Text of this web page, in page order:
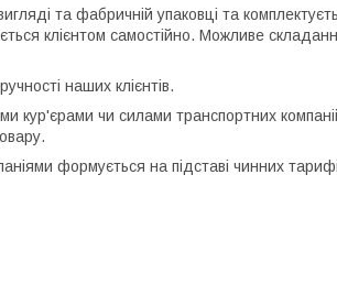
та фабричній упаковці та
клієнтом самостійно. Можливе
наших клієнтів.
кур'єрами чи силами транспортних
формується на підставі чинних